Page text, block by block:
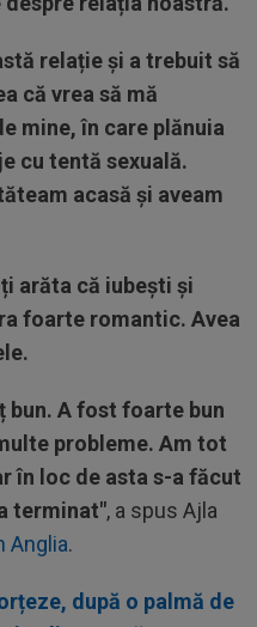
relație și a trebuit să
că vrea să mă
mine, în care plănuia
cu tentă sexuală.
acasă și aveam
arăta că iubești și
foarte romantic. Avea
bun. A fost foarte bun
probleme. Am tot
în loc de asta s-a făcut
terminat", a spus Ajla
Anglia.
după o palmă de